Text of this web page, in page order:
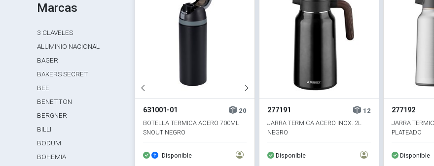
Marcas
3 CLAVELES
ALUMINIO NACIONAL
BAGER
BAKERS SECRET
BEE
BENETTON
BERGNER
BILLI
BODUM
BOHEMIA
631001-01
20
BOTELLA TERMICA ACERO 700ML
SNOUT NEGRO
Disponible
277191
12
JARRA TERMICA ACERO INOX. 2L
NEGRO
Disponible
277192
JARRA
PLATEADO
Disponible